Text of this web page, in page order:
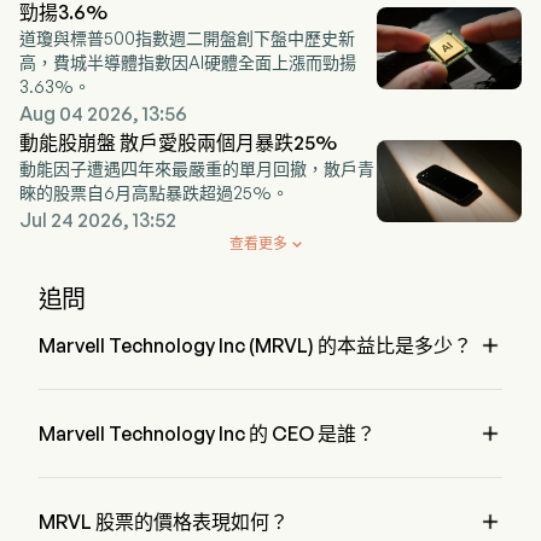
勁揚3.6%
道瓊與標普500指數週二開盤創下盤中歷史新
高，費城半導體指數因AI硬體全面上漲而勁揚
3.63%。
Aug 04 2026, 13:56
動能股崩盤 散戶愛股兩個月暴跌25%
動能因子遭遇四年來最嚴重的單月回撤，散戶青
睞的股票自6月高點暴跌超過25%。
Jul 24 2026, 13:52

查看更多
追問
Marvell Technology Inc (MRVL) 的本益比是多少？ 
Marvell Technology Inc 的 CEO 是誰？ 
MRVL 股票的價格表現如何？ 